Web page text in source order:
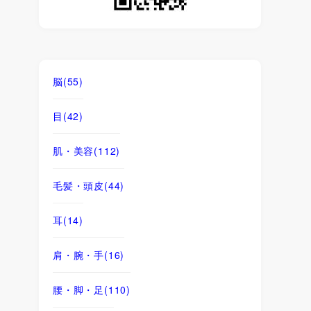
脳(55)
目 (42)
肌・美容(112)
毛髪・頭皮(44)
耳(14)
肩・腕・手(16)
腰・脚・足 (110)